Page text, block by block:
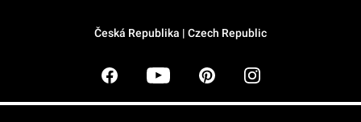
Česká Republika | Czech Republic